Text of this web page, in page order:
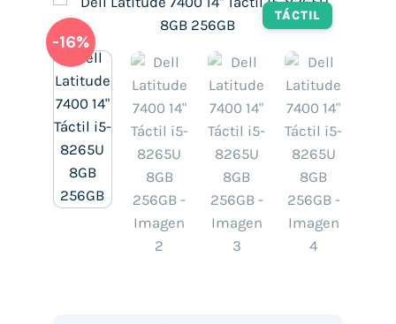
TÁCTIL
-16%